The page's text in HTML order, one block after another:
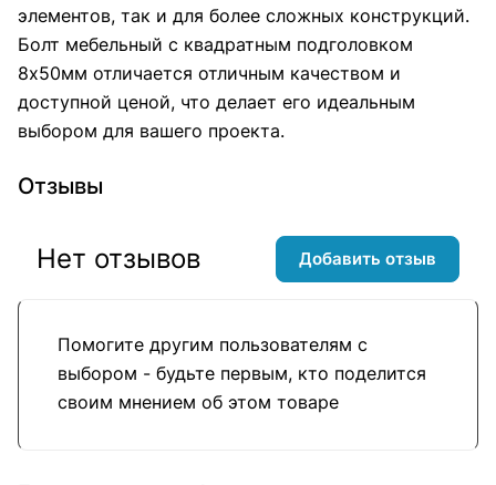
элементов, так и для более сложных конструкций.
Болт мебельный с квадратным подголовком
8х50мм отличается отличным качеством и
доступной ценой, что делает его идеальным
выбором для вашего проекта.
Отзывы
Помогите другим пользователям с
выбором - будьте первым, кто поделится
своим мнением об этом товаре
Нет отзывов Добавить отзыв